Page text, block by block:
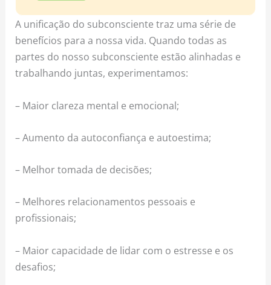
A unificação do subconsciente traz uma série de
benefícios para a nossa vida. Quando todas as
partes do nosso subconsciente estão alinhadas e
trabalhando juntas, experimentamos:
– Maior clareza mental e emocional;
– Aumento da autoconfiança e autoestima;
– Melhor tomada de decisões;
– Melhores relacionamentos pessoais e
profissionais;
– Maior capacidade de lidar com o estresse e os
desafios;